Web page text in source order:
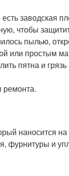
заводская
чтобы
пылью,
или простым
пятна и
ремонта.
наносится
фурнитуры и